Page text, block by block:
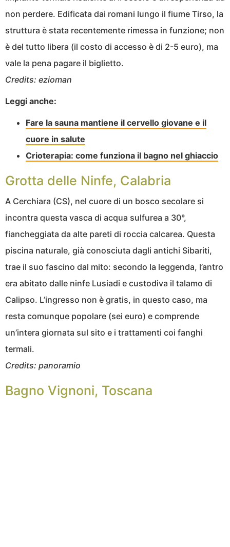
non perdere. Edificata dai romani lungo il fiume Tirso, la
struttura è stata recentemente rimessa in funzione; non
è del tutto libera (il costo di accesso è di 2-5 euro), ma
vale la pena pagare il biglietto.
Credits: ezioman
Leggi anche:
Fare la sauna mantiene il cervello giovane e il
cuore in salute
Crioterapia: come funziona il bagno nel ghiaccio
Grotta delle Ninfe, Calabria
A Cerchiara (CS), nel cuore di un bosco secolare si
incontra questa vasca di acqua sulfurea a 30°,
fiancheggiata da alte pareti di roccia calcarea. Questa
piscina naturale, già conosciuta dagli antichi Sibariti,
trae il suo fascino dal mito: secondo la leggenda, l’antro
era abitato dalle ninfe Lusiadi e custodiva il talamo di
Calipso. L’ingresso non è gratis, in questo caso, ma
resta comunque popolare (sei euro) e comprende
un’intera giornata sul sito e i trattamenti coi fanghi
termali.
Credits: panoramio
Bagno Vignoni, Toscana